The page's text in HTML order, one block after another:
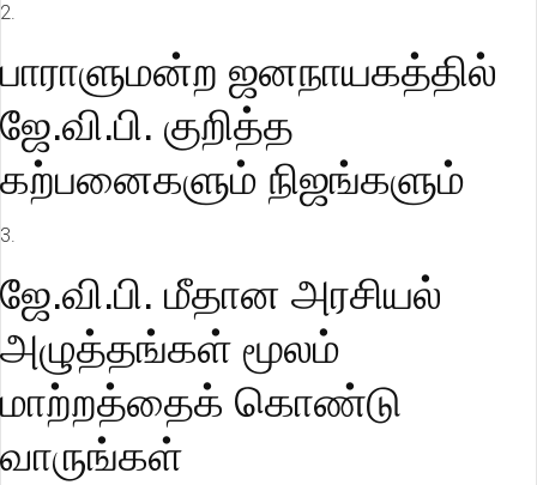
2.
பாராளுமன்ற ஜனநாயகத்தில்
ஜே.வி.பி. குறித்த
கற்பனைகளும் நிஜங்களும்
3.
ஜே.வி.பி. மீதான அரசியல்
அழுத்தங்கள் மூலம்
மாற்றத்தைக் கொண்டு
வாருங்கள்